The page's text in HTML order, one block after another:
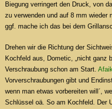
Biegung verringert den Druck, von
zu verwenden und auf 8 mm wieder
ggf. mache ich das bei dem
Drehen wir die Richtung der
Kochfeld aus, Dometic, „nicht ganz
Verschraubung schon am Start.
Vorverschraubungen gibt und
wenn man etwas vorbereiten will´,
Schlüssel oä. So am Kochfeld. Der